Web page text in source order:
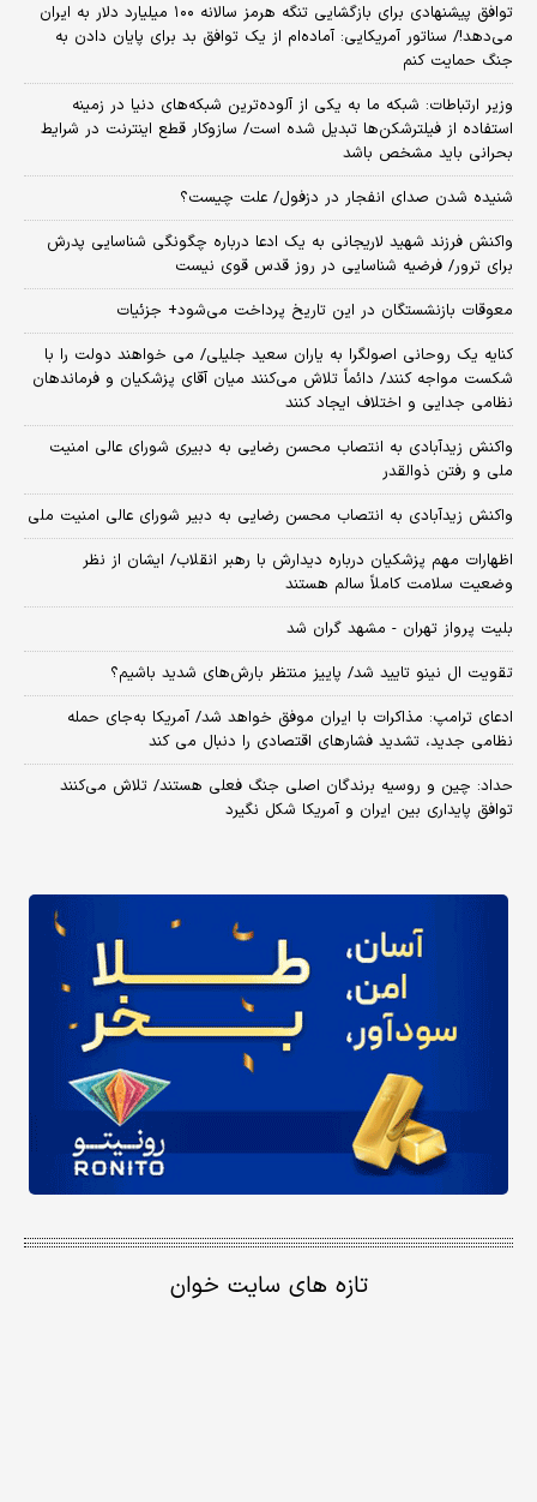
توافق پیشنهادی برای بازگشایی تنگه هرمز سالانه ۱۰۰ میلیارد دلار به ایران
می‌دهد!/ سناتور آمریکایی: آماده‌ام از یک توافق بد برای پایان دادن به
جنگ حمایت کنم
وزیر ارتباطات: شبکه ما به یکی از آلوده‌ترین شبکه‌های دنیا در زمینه
استفاده از فیلترشکن‌ها تبدیل شده است/ سازوکار قطع اینترنت در شرایط
بحرانی باید مشخص باشد
شنیده شدن صدای انفجار در دزفول/ علت چیست؟
واکنش فرزند شهید لاریجانی به یک ادعا درباره چگونگی شناسایی پدرش
برای ترور/ فرضیه شناسایی در روز قدس قوی نیست
معوقات بازنشستگان در این تاریخ پرداخت می‌شود+ جزئیات
کنایه یک روحانی اصولگرا به یاران سعید جلیلی/ می خواهند دولت را با
شکست مواجه کنند/ دائماً تلاش می‌کنند میان آقای پزشکیان و فرماندهان
نظامی جدایی و اختلاف ایجاد کنند
واکنش زیدآبادی به انتصاب محسن رضایی به دبیری شورای عالی امنیت
ملی و رفتن ذوالقدر
واکنش زیدآبادی به انتصاب محسن رضایی به دبیر شورای عالی امنیت ملی
اظهارات مهم پزشکیان درباره دیدارش با رهبر انقلاب/ ایشان از نظر
وضعیت سلامت کاملاً سالم هستند
بلیت پرواز تهران - مشهد گران شد
تقویت ال نینو تایید شد/ پاییز منتظر بارش‌های شدید باشیم؟
ادعای ترامپ: مذاکرات با ایران موفق خواهد شد/ آمریکا به‌جای حمله
نظامی جدید، تشدید فشارهای اقتصادی را دنبال می کند
حداد: چین و روسیه برندگان اصلی جنگ فعلی هستند/ تلاش می‌کنند
توافق پایداری بین ایران و آمریکا شکل نگیرد
تازه های سایت خوان